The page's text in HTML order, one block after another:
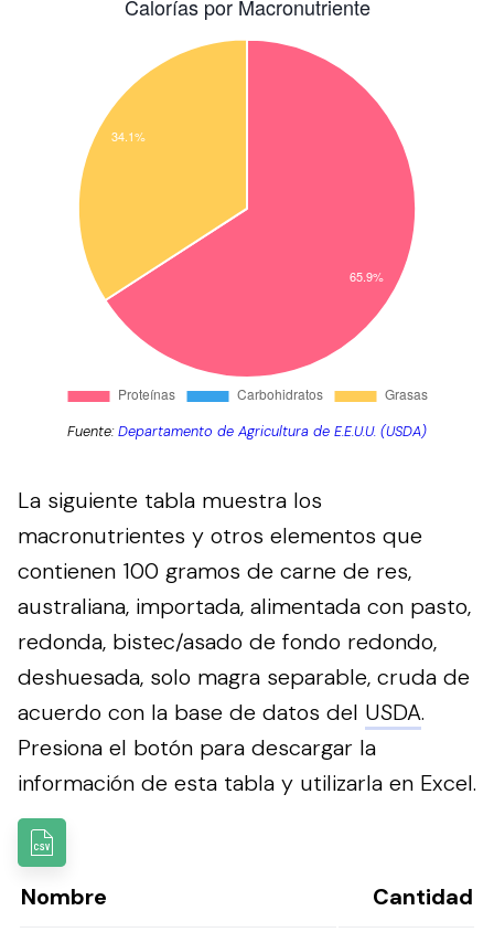
Fuente:Departamento de Agricultura de E.E.U.U. (USDA)
La siguiente tabla muestra los
macronutrientes y otros elementos que
contienen 100 gramos de carne de res,
australiana, importada, alimentada con pasto,
redonda, bistec/asado de fondo redondo,
deshuesada, solo magra separable, cruda de
acuerdo con la base de datos del USDA.
Presiona el botón para descargar la
información de esta tabla y utilizarla en Excel.
Nombre
Cantidad